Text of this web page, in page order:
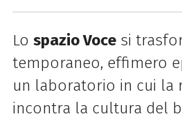
Lo spazio Vocesi
temporaneo, effimero
un laboratorio in cui la
incontra la cultura del